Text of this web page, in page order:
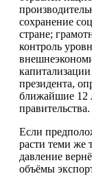
сохранение
стране;
контроль
президента,
ближайшие 12
правительства.
Если
расти теми же
давление
объёмы